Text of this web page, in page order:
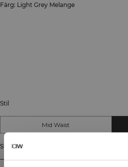
Färg: Light Grey Melange
Stil
Mid Waist
Storlek